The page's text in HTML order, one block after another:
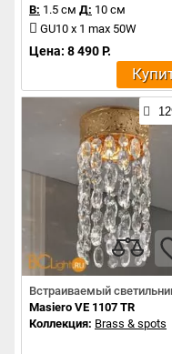
В: 1.5 см Д: 10 см
GU10 x 1 max 50W
Цена: 8 490 Р.
Встраиваемый
Masiero VE 1107 TR
Коллекция: Brass & spots